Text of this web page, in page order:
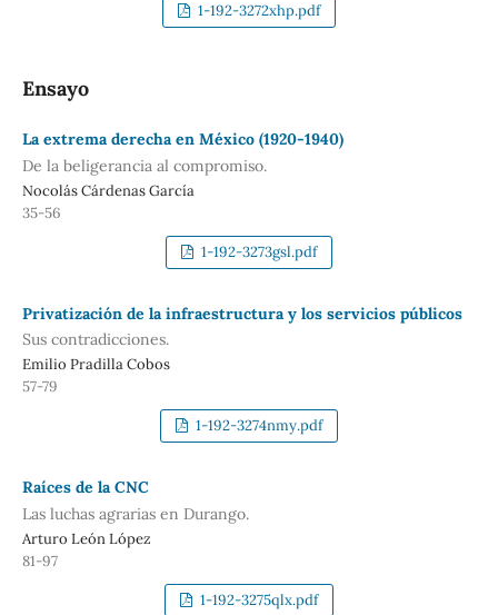
1-192-3272xhp.pdf
Ensayo
La extrema derecha en México (1920-1940)
De la beligerancia al compromiso.
Nocolás Cárdenas García
35-56
1-192-3273gsl.pdf
Privatización de la infraestructura y los servicios públicos
Sus contradicciones.
Emilio Pradilla Cobos
57-79
1-192-3274nmy.pdf
Raíces de la CNC
Las luchas agrarias en Durango.
Arturo León López
81-97
1-192-3275qlx.pdf